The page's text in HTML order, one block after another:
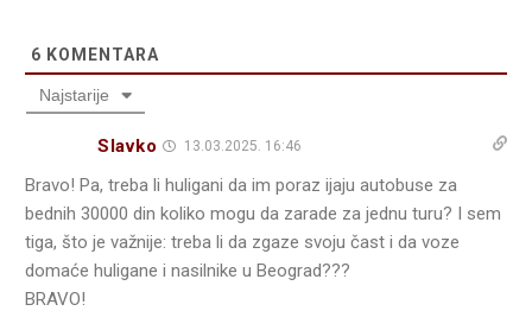
6 KOMENTARA
Najstarije
Slavko 13.03.2025. 16:46
Bravo! Pa, treba li huligani da im poraz ijaju autobuse za
bednih 30000 din koliko mogu da zarade za jednu turu? I sem
tiga, što je važnije: treba li da zgaze svoju čast i da voze
domaće huligane i nasilnike u Beograd???
BRAVO!